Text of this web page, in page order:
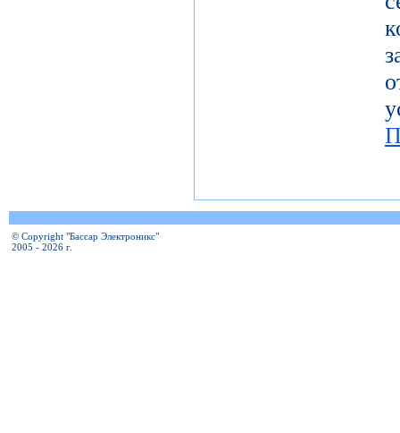
© Copyright "Бассар Электроникс"
2005 - 2026 г.